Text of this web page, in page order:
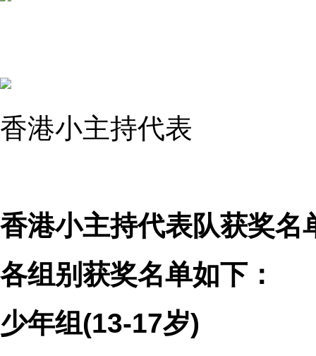
香港小主持代表
香港小主持代表队获奖名
各组别获奖名单如下：
少年组(13-17岁)